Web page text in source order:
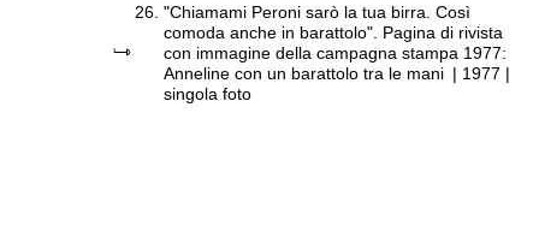
26. "Chiamami Peroni sarò la tua birra. Così
comoda anche in barattolo". Pagina di rivista
con immagine della campagna stampa 1977:
Anneline con un barattolo tra le mani | 1977 |
singola foto